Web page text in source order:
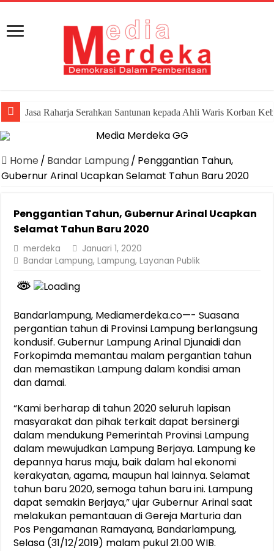
Jasa Raharja Serahkan Santunan kepada Ahli Waris Korban
Home / Bandar Lampung/ Penggantian Tahun,
Gubernur Arinal Ucapkan Selamat Tahun Baru 2020
Penggantian Tahun, Gubernur Arinal Ucapkan
Selamat Tahun Baru 2020
merdeka
Januari 1, 2020
Bandar Lampung,Lampung,Layanan Publik
Bandarlampung, Mediamerdeka.co—- Suasana
pergantian tahun di Provinsi Lampung berlangsung
kondusif. Gubernur Lampung Arinal Djunaidi dan
Forkopimda memantau malam pergantian tahun
dan memastikan Lampung dalam kondisi aman
dan damai.
“Kami berharap di tahun 2020 seluruh lapisan
masyarakat dan pihak terkait dapat bersinergi
dalam mendukung Pemerintah Provinsi Lampung
dalam mewujudkan Lampung Berjaya. Lampung ke
depannya harus maju, baik dalam hal ekonomi
kerakyatan, agama, maupun hal lainnya. Selamat
tahun baru 2020, semoga tahun baru ini. Lampung
dapat semakin Berjaya,” ujar Gubernur Arinal saat
melakukan pemantauan di Gereja Marturia dan
Pos Pengamanan Ramayana, Bandarlampung,
Selasa (31/12/2019) malam pukul 21.00 WIB.